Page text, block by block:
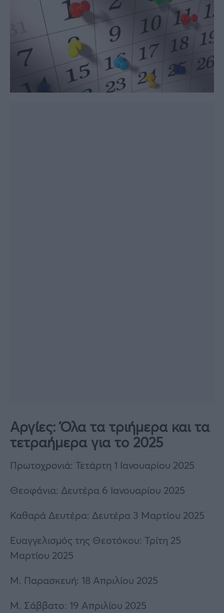
Αργίες: Όλα τα τριήμερα και τα
τετραήμερα για το 2025
Πρωτοχρονιά: Τετάρτη 1 Ιανουαρίου 2025
Θεοφάνια: Δευτέρα 6 Ιανουαρίου 2025
Καθαρά Δευτέρα: Δευτέρα 3 Μαρτίου 2025
Ευαγγελισμός της Θεοτόκου: Τρίτη 25
Μαρτίου 2025
Μ. Παρασκευή: 18 Απριλίου 2025
Μ. Σάββατο: 19 Απριλίου 2025